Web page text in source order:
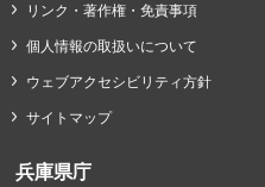
リンク・著作権・免責事項
個人情報の取扱いについて
ウェブアクセシビリティ方針
サイトマップ
兵庫県庁